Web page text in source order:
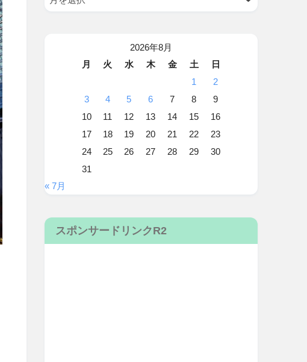
2026年8月
月
火 水 木 金 土
日
1
2
3
4 5 6 7 8
9
10
11 12 13 14 15
16
17
18 19 20 21 22
23
24
25 26 27 28 29
30
31
« 7月
スポンサードリンクR2